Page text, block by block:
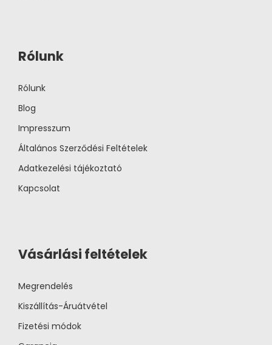
Rólunk
Rólunk
Blog
Impresszum
Általános Szerződési Feltételek
Adatkezelési tájékoztató
Kapcsolat
Vásárlási feltételek
Megrendelés
Kiszállítás-Áruátvétel
Fizetési módok